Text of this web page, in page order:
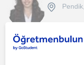
Marmara Üniversitesi'ni
zamanda Anadolu